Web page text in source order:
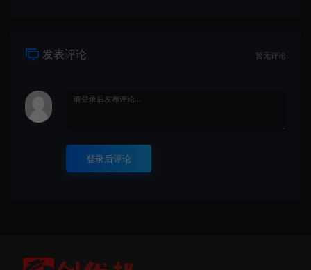
发表评论 暂无评论
登录后评论